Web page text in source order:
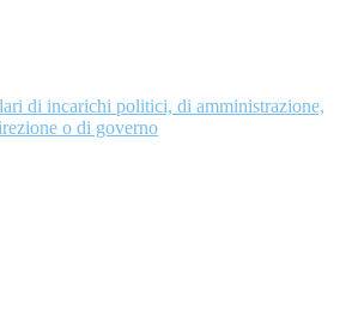
di incarichi politici, di amministrazione,
o di governo